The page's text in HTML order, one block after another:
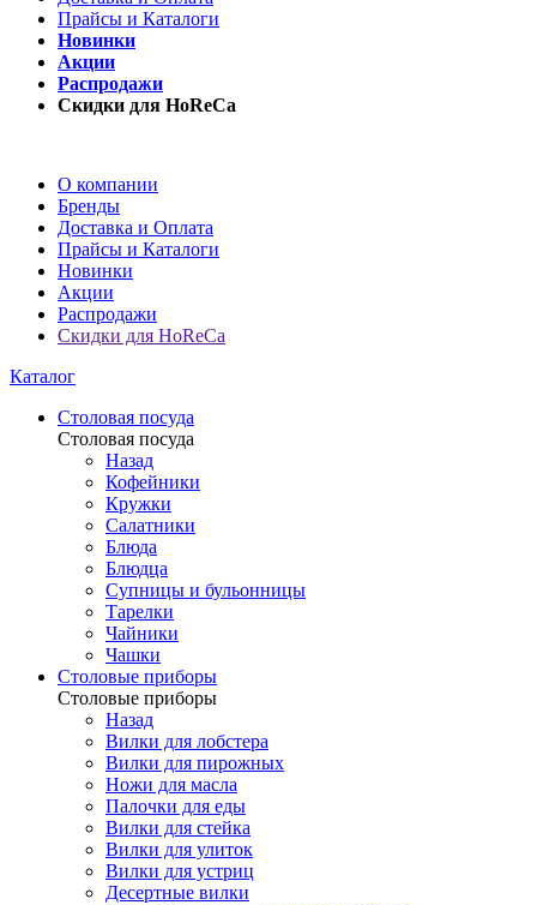
Прайсы и Каталоги
Новинки
Акции
Распродажи
Скидки для HoReCa
О компании
Бренды
Доставка и Оплата
Прайсы и Каталоги
Новинки
Акции
Распродажи
Скидки для HoReCa
Каталог
Столовая посуда
Столовая посуда
Назад
Кофейники
Кружки
Салатники
Блюда
Блюдца
Супницы и бульонницы
Тарелки
Чайники
Чашки
Cтоловые приборы
Cтоловые приборы
Назад
Вилки для лобстера
Вилки для пирожных
Ножи для масла
Палочки для еды
Вилки для стейка
Вилки для улиток
Вилки для устриц
Десертные вилки